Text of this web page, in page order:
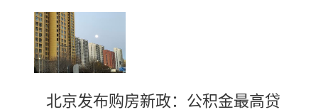
北京发布购房新政：公积金最高贷